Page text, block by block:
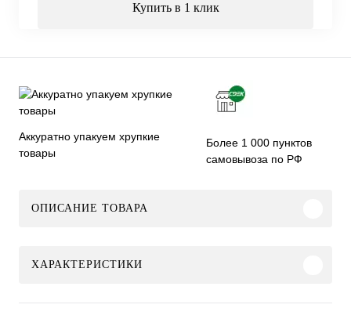
Купить в 1 клик
Аккуратно упакуем хрупкие
товары
Более 1 000 пунктов
самовывоза по РФ
ОПИСАНИЕ ТОВАРА
ХАРАКТЕРИСТИКИ